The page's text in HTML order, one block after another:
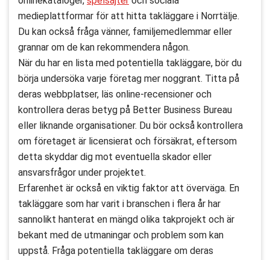
medieplattformar för att hitta takläggare i Norrtälje.
Du kan också fråga vänner, familjemedlemmar eller
grannar om de kan rekommendera någon.
När du har en lista med potentiella takläggare, bör du
börja undersöka varje företag mer noggrant. Titta på
deras webbplatser, läs online-recensioner och
kontrollera deras betyg på Better Business Bureau
eller liknande organisationer. Du bör också kontrollera
om företaget är licensierat och försäkrat, eftersom
detta skyddar dig mot eventuella skador eller
ansvarsfrågor under projektet.
Erfarenhet är också en viktig faktor att överväga. En
takläggare som har varit i branschen i flera år har
sannolikt hanterat en mängd olika takprojekt och är
bekant med de utmaningar och problem som kan
uppstå. Fråga potentiella takläggare om deras